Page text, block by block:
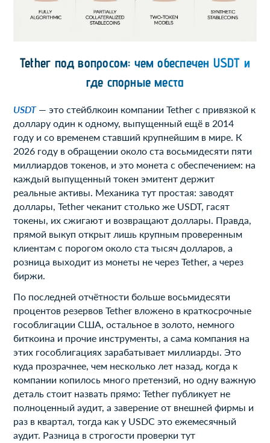
Tether под вопросом: чем обеспечен USDT и
где спорные места
USDT— это стейблкоин компании Tether с привязкой к
доллару один к одному, выпущенный ещё в 2014
году и со временем ставший крупнейшим в мире. К
2026 году в обращении около ста восьмидесяти пяти
миллиардов токенов, и это монета с обеспечением: на
каждый выпущенный токен эмитент держит
реальные активы. Механика тут простая: заводят
доллары, Tether чеканит столько же USDT, гасят
токены, их сжигают и возвращают доллары. Правда,
прямой выкуп открыт лишь крупным проверенным
клиентам с порогом около ста тысяч долларов, а
розница выходит из монеты не через Tether, а через
биржи.
По последней отчётности больше восьмидесяти
процентов резервов Tether вложено в краткосрочные
гособлигации США, остальное в золото, немного
биткоина и прочие инструменты, а сама компания на
этих гособлигациях зарабатывает миллиарды. Это
куда прозрачнее, чем несколько лет назад, когда к
компании копилось много претензий, но одну важную
деталь стоит назвать прямо: Tether публикует не
полноценный аудит, а заверение от внешней фирмы и
раз в квартал, тогда как у USDC это ежемесячный
аудит. Разница в строгости проверки тут